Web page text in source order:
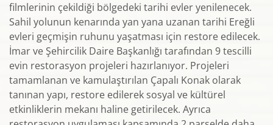
filmlerinin çekildiği bölgedeki tarihi evler yenilenecek.
Sahil yolunun kenarında yan yana uzanan tarihi Ereğli
evleri geçmişin ruhunu yaşatması için restore edilecek.
İmar ve Şehircilik Daire Başkanlığı tarafından 9 tescilli
evin restorasyon projeleri hazırlanıyor. Projeleri
tamamlanan ve kamulaştırılan Çapalı Konak olarak
tanınan yapı, restore edilerek sosyal ve kültürel
etkinliklerin mekanı haline getirilecek. Ayrıca